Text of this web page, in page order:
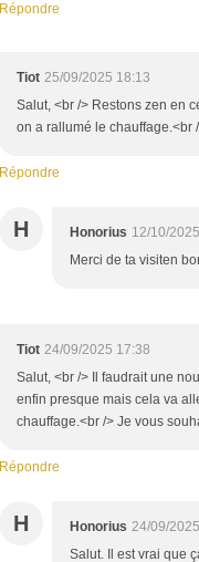
Répondre
Tiot 25/09/2025 18:13
Salut, <br /> Restons zen en
on a rallumé le chauffage.<br
Répondre
H Honorius 12/10/
Merci de ta visiten
Tiot 24/09/2025 17:38
Salut, <br /> Il faudrait une
enfin presque mais cela va
chauffage.<br /> Je vous
Répondre
H Honorius 24/09/
Salut. Il est vrai que